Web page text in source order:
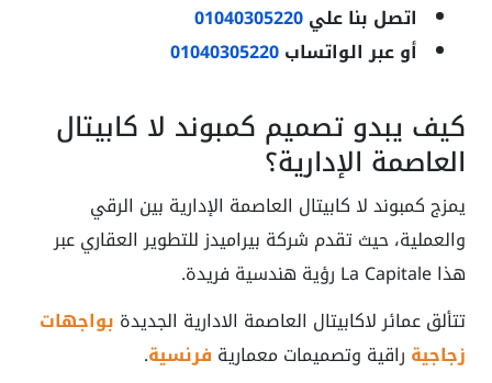
اتصل بنا علي01040305220
أو عبر الواتساب01040305220
كيف يبدو تصميم كمبوند لا كابيتال
العاصمة الإدارية؟
يمزج كمبوند لا كابيتال العاصمة الإدارية بين الرقي
والعملية، حيث تقدم شركة بيراميدز للتطوير العقاري عبر
هذا La Capitale رؤية هندسية فريدة.
تتألق عمائر لاكابيتال العاصمة الادارية الجديدة بواجهات
زجاجية راقية وتصميمات معمارية فرنسية.